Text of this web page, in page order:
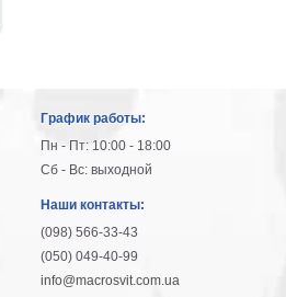
График работы:
Пн - Пт: 10:00 - 18:00
Сб - Вс: выходной
Наши контакты:
(098) 566-33-43
(050) 049-40-99
info@macrosvit.com.ua